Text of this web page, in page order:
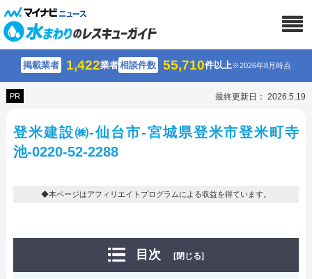
掲載業者 1,422業者相談件数 55,710件以上※2026年8月時点
PR 最終更新日： 2026.5.19
登米建設㈱-仙台市-宮城県登米市登米町寺
池-0220-52-2288
◆本ページはアフィリエイトプログラムによる収益を得ています。
目次 [閉じる]